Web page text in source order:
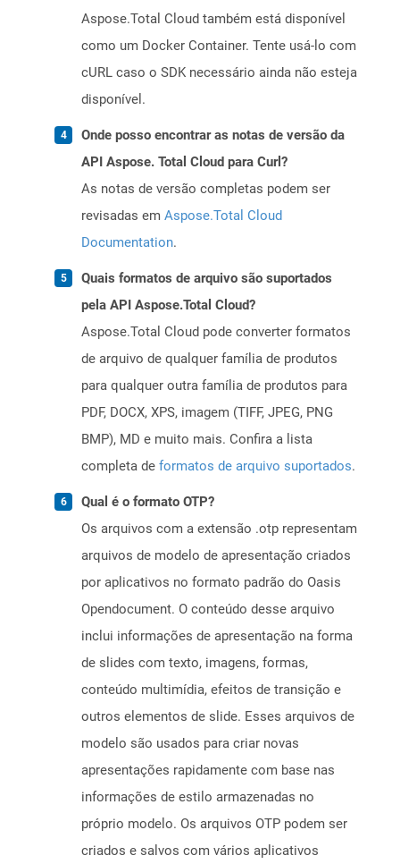
Aspose.Total Cloud também está disponível
como um Docker Container. Tente usá-lo com
cURL caso o SDK necessário ainda não esteja
disponível.
Onde posso encontrar as notas de versão da
API Aspose. Total Cloud para Curl?
As notas de versão completas podem ser
revisadas em Aspose.Total Cloud
Documentation.
Quais formatos de arquivo são suportados
pela API Aspose.Total Cloud?
Aspose.Total Cloud pode converter formatos
de arquivo de qualquer família de produtos
para qualquer outra família de produtos para
PDF, DOCX, XPS, imagem (TIFF, JPEG, PNG
BMP), MD e muito mais. Confira a lista
completa de formatos de arquivo suportados.
Qual é o formato OTP?
Os arquivos com a extensão .otp representam
arquivos de modelo de apresentação criados
por aplicativos no formato padrão do Oasis
Opendocument. O conteúdo desse arquivo
inclui informações de apresentação na forma
de slides com texto, imagens, formas,
conteúdo multimídia, efeitos de transição e
outros elementos de slide. Esses arquivos de
modelo são usados ​​para criar novas
apresentações rapidamente com base nas
informações de estilo armazenadas no
próprio modelo. Os arquivos OTP podem ser
criados e salvos com vários aplicativos